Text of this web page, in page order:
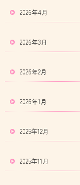
2026年4月
2026年3月
2026年2月
2026年1月
2025年12月
2025年11月